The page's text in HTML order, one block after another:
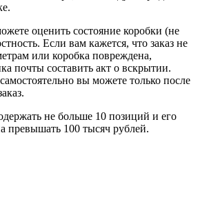
оценить состояние коробки (не
Если вам кажется, что заказ не
или коробка повреждена,
почты составить акт о вскрытии.
вы можете только после
не больше 10 позиций и его
превышать 100 тысяч рублей.